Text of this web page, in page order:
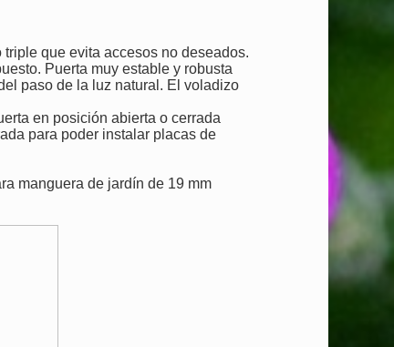
que evita accesos no deseados.
Puerta muy estable y robusta
paso de la luz natural. El voladizo
en posición abierta o cerrada
para poder instalar placas de
manguera de jardín de 19 mm